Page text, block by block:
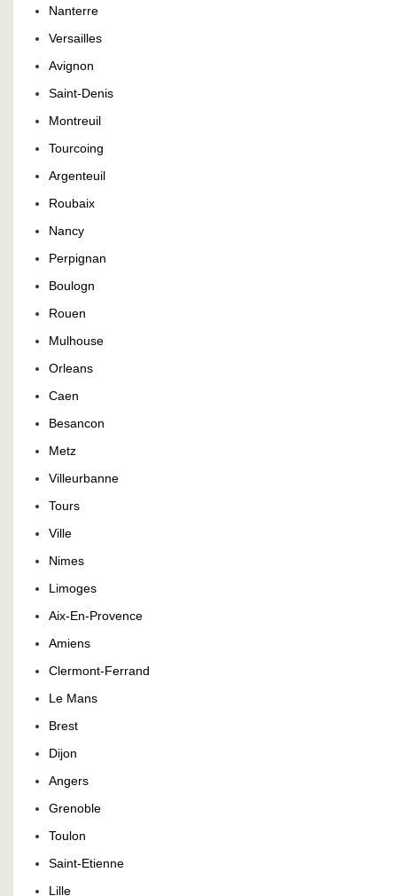
Nanterre
Versailles
Avignon
Saint-Denis
Montreuil
Tourcoing
Argenteuil
Roubaix
Nancy
Perpignan
Boulogn
Rouen
Mulhouse
Orleans
Caen
Besancon
Metz
Villeurbanne
Tours
Ville
Nimes
Limoges
Aix-En-Provence
Amiens
Clermont-Ferrand
Le Mans
Brest
Dijon
Angers
Grenoble
Toulon
Saint-Etienne
Lille